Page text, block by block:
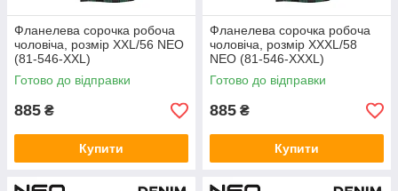
Фланелева сорочка робоча
чоловіча, розмір XXL/56 NEO
(81-546-XXL)
Готово до відправки
885 ₴
Купити
Фланелева сорочка робоча
чоловіча, розмір XXXL/58
NEO (81-546-XXXL)
Готово до відправки
885 ₴
Купити